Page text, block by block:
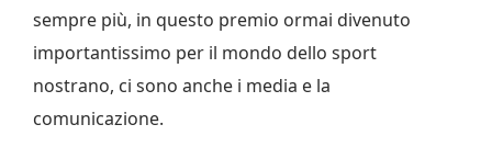
sempre più, in questo premio ormai divenuto
importantissimo per il mondo dello sport
nostrano, ci sono anche i media e la
comunicazione.